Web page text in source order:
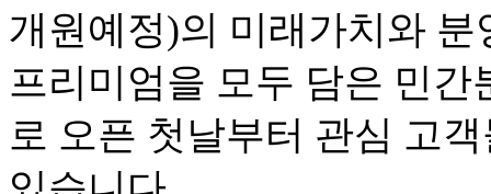
개원예정)의 미래가치와 분
프리미엄을 모두 담은 민간
로 오픈 첫날부터 관심 고